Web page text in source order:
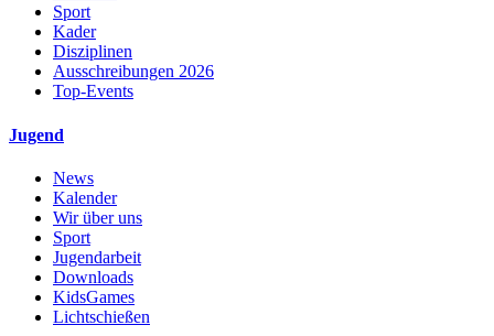
Sport
Kader
Disziplinen
Ausschreibungen 2026
Top-Events
Jugend
News
Kalender
Wir über uns
Sport
Jugendarbeit
Downloads
KidsGames
Lichtschießen